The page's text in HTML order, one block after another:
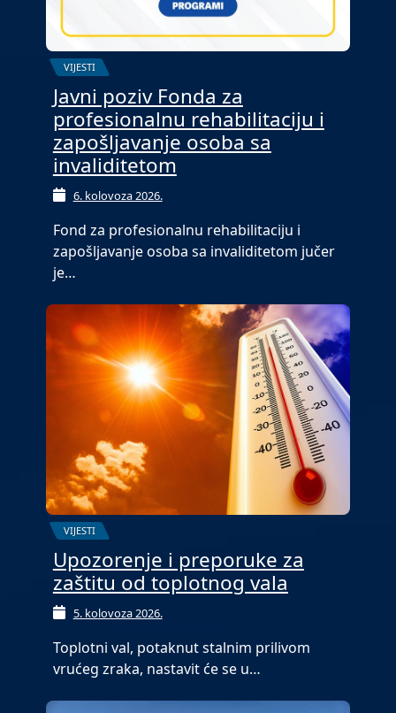
VIJESTI
Javni poziv Fonda za
profesionalnu rehabilitaciju i
zapošljavanje osoba sa
invaliditetom
6. kolovoza 2026.
Fond za profesionalnu rehabilitaciju i
zapošljavanje osoba sa invaliditetom jučer
je…
VIJESTI
Upozorenje i preporuke za
zaštitu od toplotnog vala
5. kolovoza 2026.
Toplotni val, potaknut stalnim prilivom
vrućeg zraka, nastavit će se u…